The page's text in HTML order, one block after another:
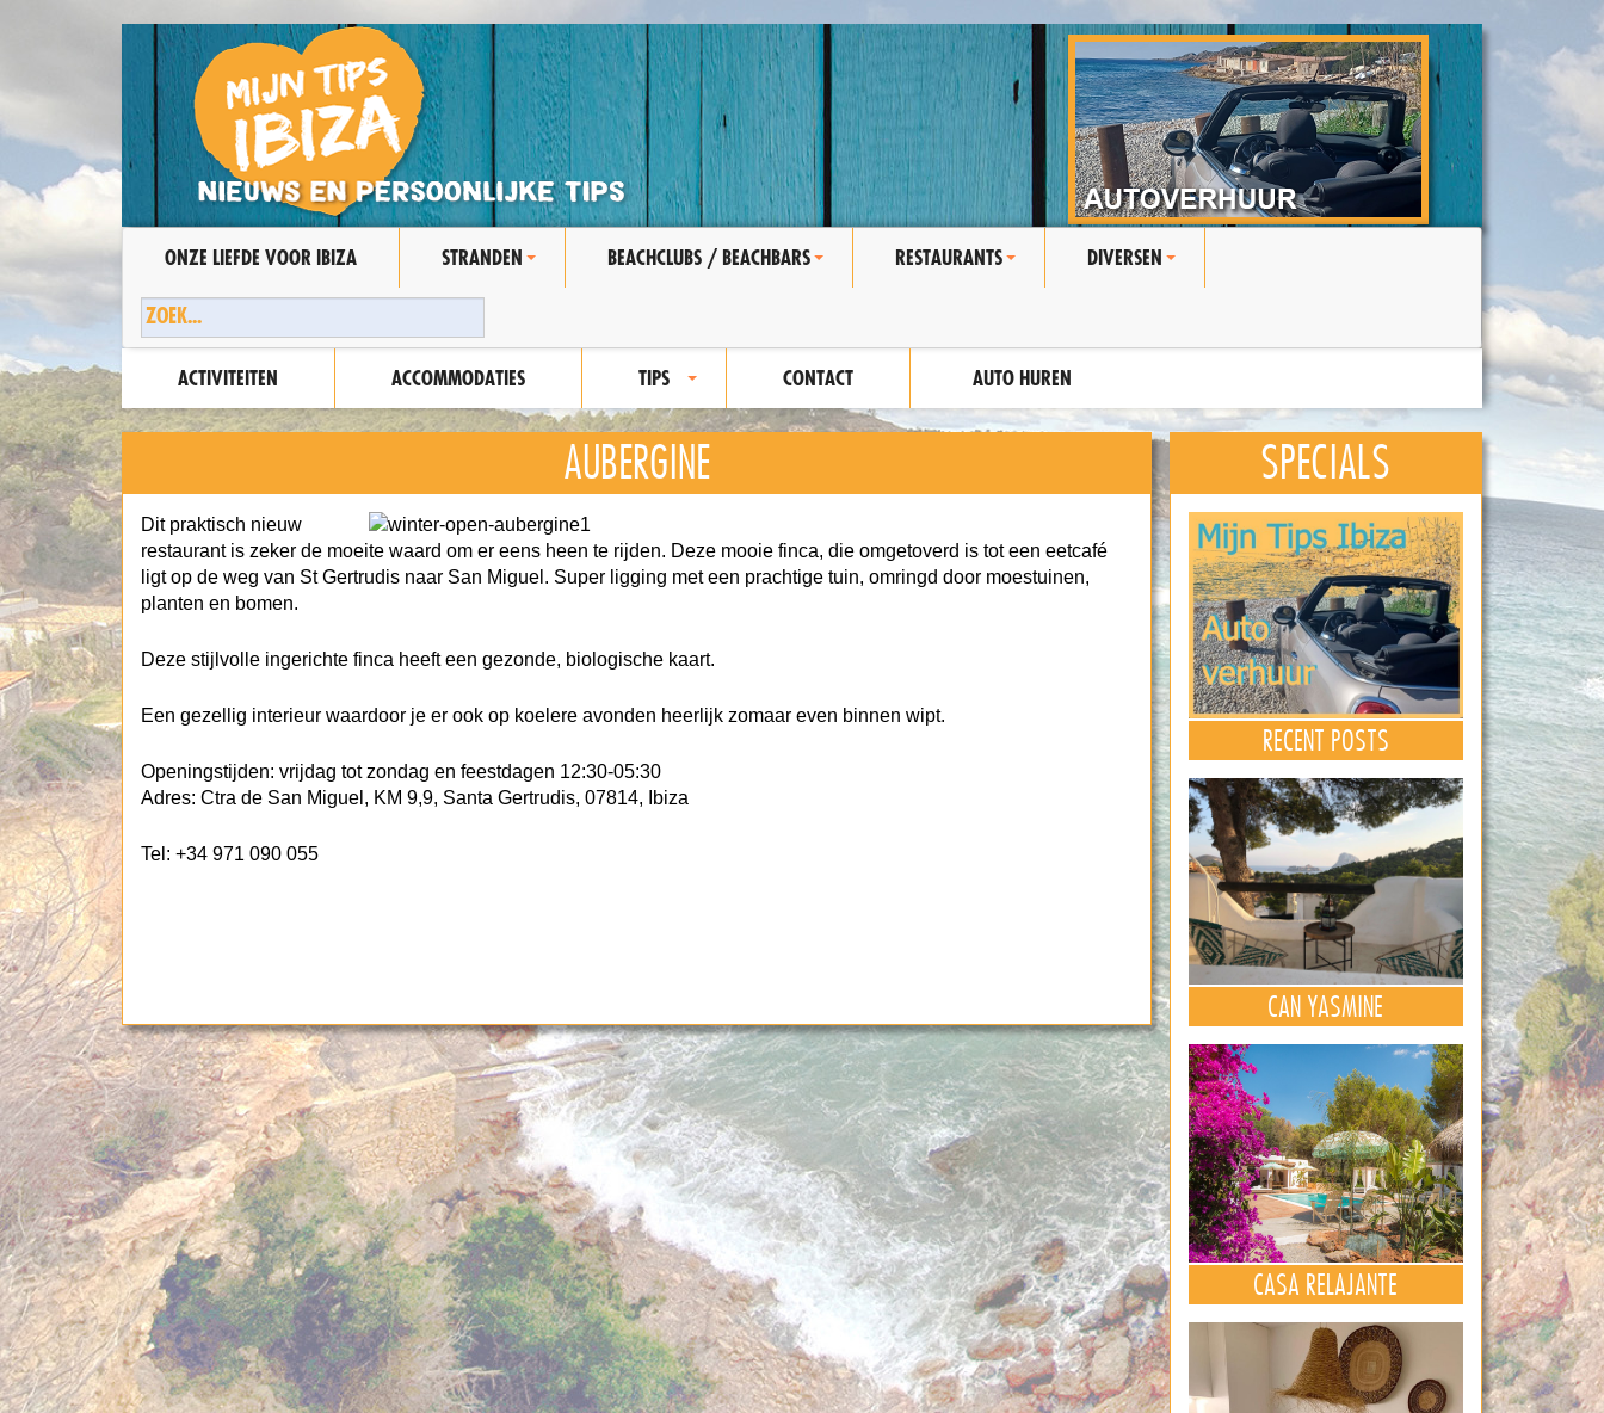
ONZE LIEFDE VOOR IBIZA STRANDEN BEACHCLUBS / BEACHBARS RESTAURANTS DIVERSEN
ACTIVITEITEN ACCOMMODATIES TIPS CONTACT AUTO HUREN
AUBERGINE
Dit praktisch nieuw
restaurant is zeker de moeite waard om er eens heen te rijden. Deze mooie finca, die omgetoverd is tot een eetcafé
ligt op de weg van St Gertrudis naar San Miguel. Super ligging met een prachtige tuin, omringd door moestuinen,
planten en bomen.
Deze stijlvolle ingerichte finca heeft een gezonde, biologische kaart.
Een gezellig interieur waardoor je er ook op koelere avonden heerlijk zomaar even binnen wipt.
Openingstijden: vrijdag tot zondag en feestdagen 12:30-05:30
Adres: Ctra de San Miguel, KM 9,9, Santa Gertrudis, 07814, Ibiza
Tel: +34 971 090 055
SPECIALS
RECENT POSTS
CAN YASMINE
CASA RELAJANTE